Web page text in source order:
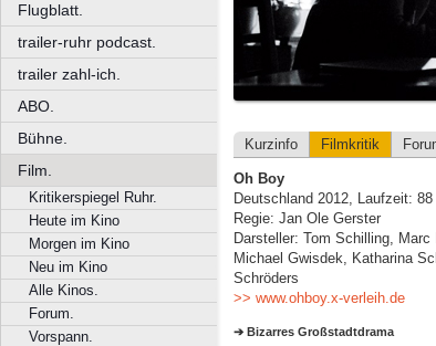
Flugblatt.
trailer-ruhr podcast.
trailer zahl-ich.
ABO.
Bühne.
Film.
Kritikerspiegel Ruhr.
Heute im Kino
Morgen im Kino
Neu im Kino
Alle Kinos.
Forum.
Vorspann.
Kurzinfo Filmkritik
Oh Boy
Deutschland 2012, Laufzeit:
Regie: Jan Ole Gerster
Darsteller: Tom Schilling,
Michael Gwisdek, Katharina
Schröders
>> www.ohboy.x-verleih.de
Bizarres Großstadtdrama